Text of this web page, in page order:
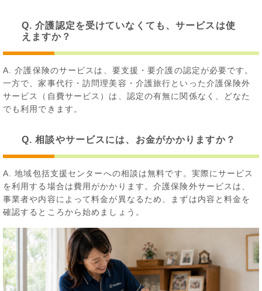
Q. 介護認定を受けていなくても、サービスは使
えますか？
A. 介護保険のサービスは、要支援・要介護の認定が必要です。
一方で、家事代行・訪問理美容・介護旅行といった介護保険外
サービス（自費サービス）は、認定の有無に関係なく、どなた
でも利用できます。
Q. 相談やサービスには、お金がかかりますか？
A. 地域包括支援センターへの相談は無料です。実際にサービス
を利用する場合は費用がかかります。介護保険外サービスは、
事業者や内容によって料金が異なるため、まずは内容と料金を
確認するところから始めましょう。